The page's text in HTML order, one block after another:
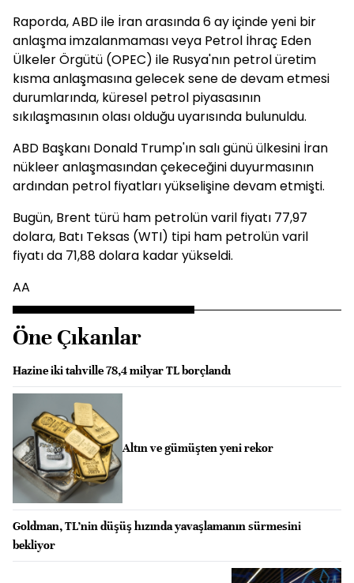
Raporda, ABD ile İran arasında 6 ay içinde yeni bir
anlaşma imzalanmaması veya Petrol İhraç Eden
Ülkeler Örgütü (OPEC) ile Rusya'nın petrol üretim
kısma anlaşmasına gelecek sene de devam etmesi
durumlarında, küresel petrol piyasasının
sıkılaşmasının olası olduğu uyarısında bulunuldu.
ABD Başkanı Donald Trump'ın salı günü ülkesini İran
nükleer anlaşmasından çekeceğini duyurmasının
ardından petrol fiyatları yükselişine devam etmişti.
Bugün, Brent türü ham petrolün varil fiyatı 77,97
dolara, Batı Teksas (WTI) tipi ham petrolün varil
fiyatı da 71,88 dolara kadar yükseldi.
AA
Öne Çıkanlar
Hazine iki tahville 78,4 milyar TL borçlandı
Altın ve gümüşten yeni rekor
Goldman, TL’nin düşüş hızında yavaşlamanın sürmesini
bekliyor